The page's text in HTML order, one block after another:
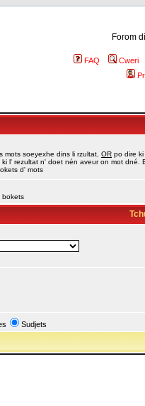
Forom
FAQ
Cweri
mots soeyexhe dins li rzultat, OR po dire ki
ki l' rezultat n' doet nén aveur on mot dné.
d' mots
bokets
Sudjets